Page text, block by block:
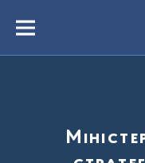
вмістуMenu